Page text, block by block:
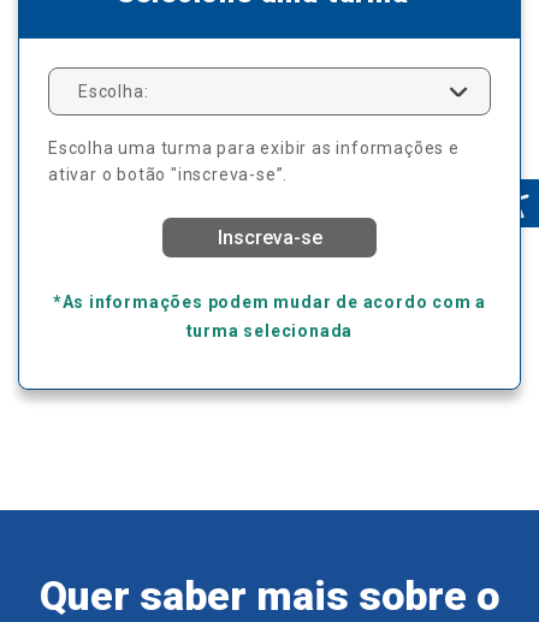
Escolha:
Escolha uma turma para exibir as informações e
ativar o botão "inscreva-se”.
Inscreva-se
*As informações podem mudar de acordo com a
turma selecionada
Quer saber mais sobre o